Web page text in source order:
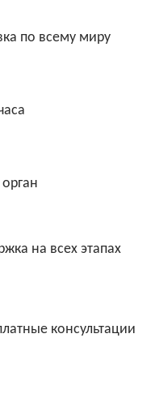
по всему миру
на всех этапах
консультации